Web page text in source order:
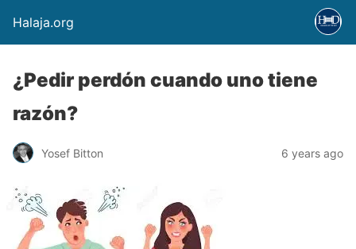
Halaja.org
¿Pedir perdón cuando uno tiene
razón?
Yosef Bitton 6 years ago